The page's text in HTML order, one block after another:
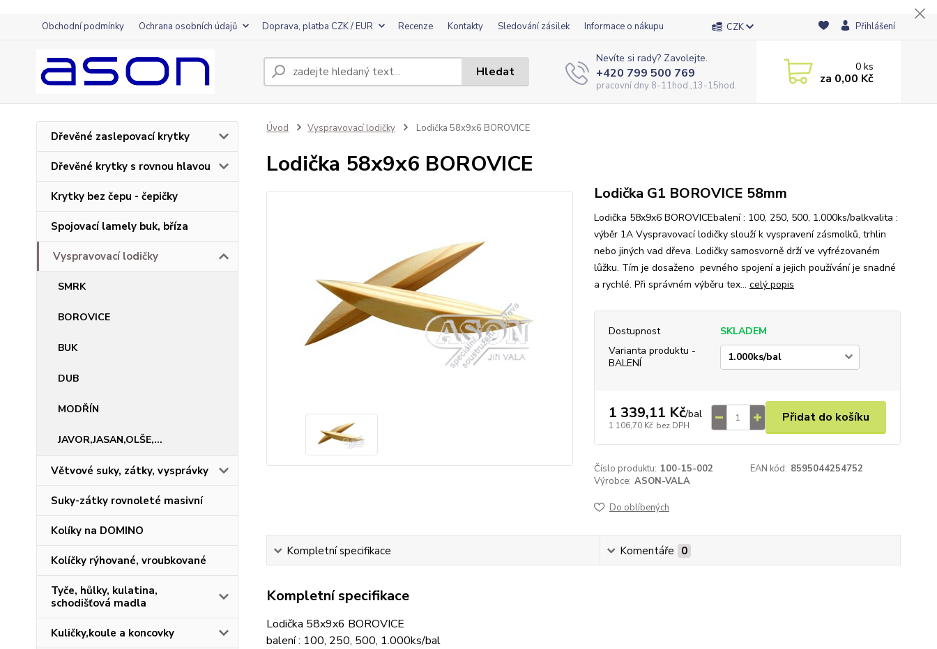
Obchodní podmínky Ochrana osobních údajů Doprava, platba CZK / EUR Recenze Kontakty Sledování zásilek Informace o nákupu CZK Přihlášení
Hledat
Nevíte si rady? Zavolejte.
+420 799 500 769
pracovní dny 8-11hod.,13-15hod.
0ks
za 0,00 Kč
Dřevěné zaslepovací krytky
Dřevěné krytky s rovnou hlavou
Krytky bez čepu - čepičky
Spojovací lamely buk, bříza
Vyspravovací lodičky
SMRK
BOROVICE
BUK
DUB
MODŘÍN
JAVOR,JASAN,OLŠE,...
Větvové suky, zátky, vysprávky
Suky-zátky rovnoleté masivní
Kolíky na DOMINO
Kolíčky rýhované, vroubkované
Tyče, hůlky, kulatina,
schodišťová madla
Kuličky,koule a koncovky
Úvod Vyspravovací lodičky Lodička 58x9x6 BOROVICE
Lodička 58x9x6 BOROVICE
Lodička G1 BOROVICE 58mm
Lodička 58x9x6 BOROVICEbalení : 100, 250, 500, 1.000ks/balkvalita :
výběr 1A Vyspravovací lodičky slouží k vyspravení zásmolků, trhlin
nebo jiných vad dřeva. Lodičky samosvorně drží ve vyfrézovaném
lůžku. Tím je dosaženo pevného spojení a jejich používání je snadné
a rychlé. Při správném výběru tex... celý popis
Dostupnost
SKLADEM
Varianta produktu -
BALENÍ
1 339,11 Kč/bal
1 106,70 Kč bez DPH
Přidat do košíku
Číslo produktu: 100-15-002 EAN kód: 8595044254752
Výrobce: ASON-VALA
Do oblíbených
Kompletní specifikace Komentáře 0
Kompletní specifikace
Lodička 58x9x6 BOROVICE
balení : 100, 250, 500, 1.000ks/bal